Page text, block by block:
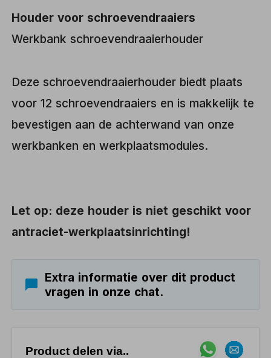
Houder voor schroevendraaiers
Werkbank schroevendraaierhouder
Deze schroevendraaierhouder biedt plaats
voor 12 schroevendraaiers en is makkelijk te
bevestigen aan de achterwand van onze
werkbanken en werkplaatsmodules.
Let op: deze houder is niet geschikt voor
antraciet-werkplaatsinrichting!
Extra informatie over dit product
vragen in onze chat.
Product delen via..